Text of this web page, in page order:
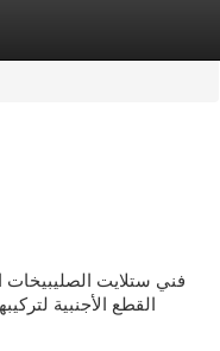
فني ستلايت الصليبيخات
القطع الأجنبية